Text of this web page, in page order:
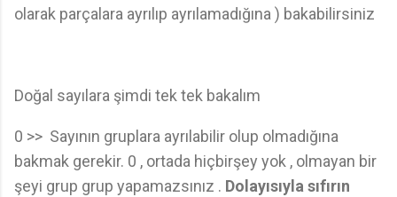
olarak parçalara ayrılıp ayrılamadığına ) bakabilirsiniz
Doğal sayılara şimdi tek tek bakalım
0 >> Sayının gruplara ayrılabilir olup olmadığına
bakmak gerekir. 0 , ortada hiçbirşey yok , olmayan bir
şeyi grup grup yapamazsınız . Dolayısıyla sıfırın